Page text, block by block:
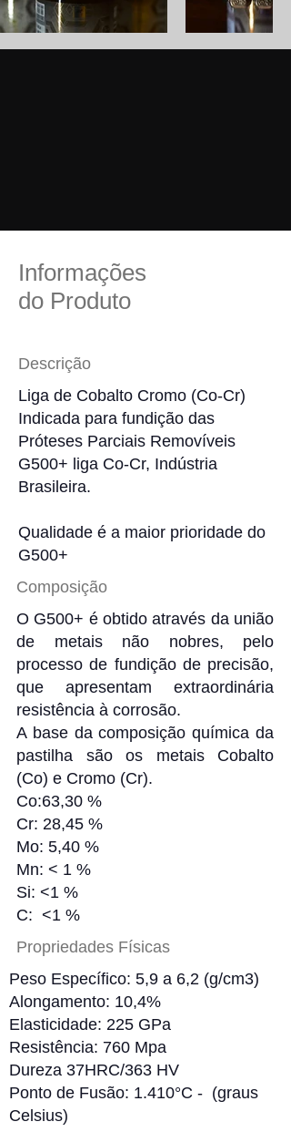
Informações
do Produto
Descrição
Liga de Cobalto Cromo (Co-Cr)
Indicada para fundição das
Próteses Parciais Removíveis
G500+ liga Co-Cr, Indústria
Brasileira.
Qualidade é a maior prioridade do
G500+
Composição
O G500+ é obtido através da união
de metais não nobres, pelo
processo de fundição de precisão,
que apresentam extraordinária
resistência à corrosão.
A base da composição química da
pastilha são os metais Cobalto
(Co) e Cromo (Cr).
Co:63,30 %
Cr: 28,45 %
Mo: 5,40 %
Mn: < 1 %
Si: <1 %
C: <1 %
Propriedades Físicas
Peso Específico: 5,9 a 6,2 (g/cm3)
Alongamento: 10,4%
Elasticidade: 225 GPa
Resistência: 760 Mpa
Dureza 37HRC/363 HV
Ponto de Fusão: 1.410°C - (graus
Celsius)